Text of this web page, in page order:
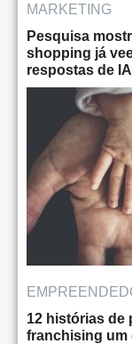
MARKETING
Pesquisa
shopping já
respostas de IA
12 histórias de
franchising um